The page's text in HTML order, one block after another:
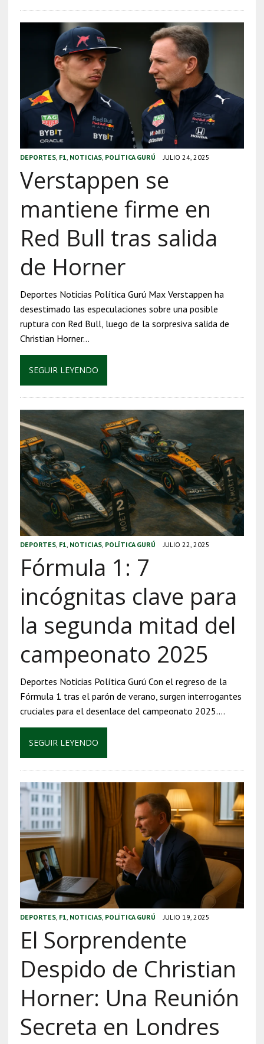
DEPORTES, F1, NOTICIAS, POLÍTICA GURÚ JULIO 24, 2025
Verstappen se
mantiene firme en
Red Bull tras salida
de Horner
Deportes Noticias Política Gurú Max Verstappen ha
desestimado las especulaciones sobre una posible
ruptura con Red Bull, luego de la sorpresiva salida de
Christian Horner…
SEGUIR LEYENDO
DEPORTES, F1, NOTICIAS, POLÍTICA GURÚ JULIO 22, 2025
Fórmula 1: 7
incógnitas clave para
la segunda mitad del
campeonato 2025
Deportes Noticias Política Gurú Con el regreso de la
Fórmula 1 tras el parón de verano, surgen interrogantes
cruciales para el desenlace del campeonato 2025….
SEGUIR LEYENDO
DEPORTES, F1, NOTICIAS, POLÍTICA GURÚ JULIO 19, 2025
El Sorprendente
Despido de Christian
Horner: Una Reunión
Secreta en Londres